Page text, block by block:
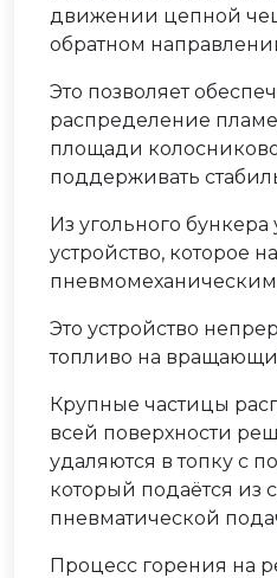
движении цепной
обратном
Это позволяет
распределение
площади
поддерживать
Из угольного бункера
устройство, которое
пневмомеханическим
Это устройство
топливо на
Крупные частицы
всей поверхности
удаляются в топку с
который подаётся из
пневматической
Процесс горения на